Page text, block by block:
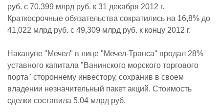
руб. с 70,399 млрд руб. к 31 декабря 2012 г.
Краткосрочные обязательства сократились на 16,8% до
41,022 млрд руб. с 49,309 млрд руб. к концу 2012 г.
Накануне "Мечел" в лице "Мечел-Транса" продал 28%
уставного капитала "Ванинского морского торгового
порта" стороннему инвестору, сохранив в своем
владении незначительный пакет акций. Стоимость
сделки составила 5,04 млрд руб.